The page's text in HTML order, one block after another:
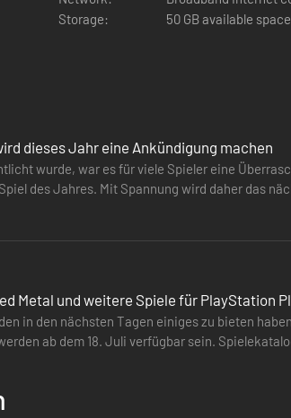
Schweden. Hazelight wurde 2014
gemacht, die kreativen Grenzen dessen
Spielestudios auf der ganzen Welt.
Storage:
50 GB available space
dieses Jahr eine Ankündigung machen
wurde, war es für viele Spieler eine
des Jahres. Mit Spannung wird daher das
Metal und weitere Spiele für PlayStation
in den nächsten Tagen einiges zu bieten
18. Juli verfügbar sein. Spielekatalog (Extra und Premium) It